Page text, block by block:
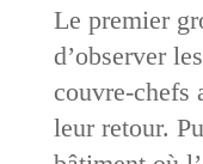
Le premier
d’observer
couvre-chefs
leur retour.